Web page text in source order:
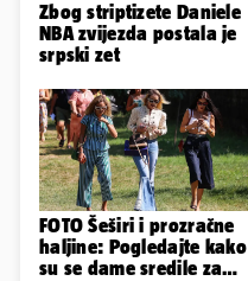
Zbog striptizete Daniele
NBA zvijezda postala je
srpski zet
FOTO Šeširi i prozračne
haljine: Pogledajte kako
su se dame sredile za